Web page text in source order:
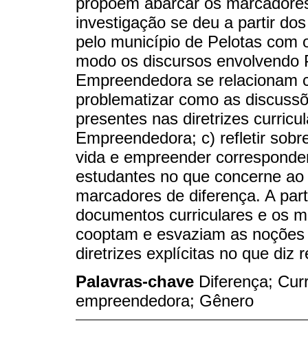
investigação se deu a partir
pelo município de Pelotas com
modo os discursos envolvendo
Empreendedora se
problematizar como as
presentes nas diretrizes
Empreendedora; c) refletir
vida e empreender
estudantes no que concerne
marcadores de diferença. A
documentos curriculares e os
cooptam e esvaziam as
diretrizes explícitas no que diz
Palavras-chave Diferença;
empreendedora; Gênero